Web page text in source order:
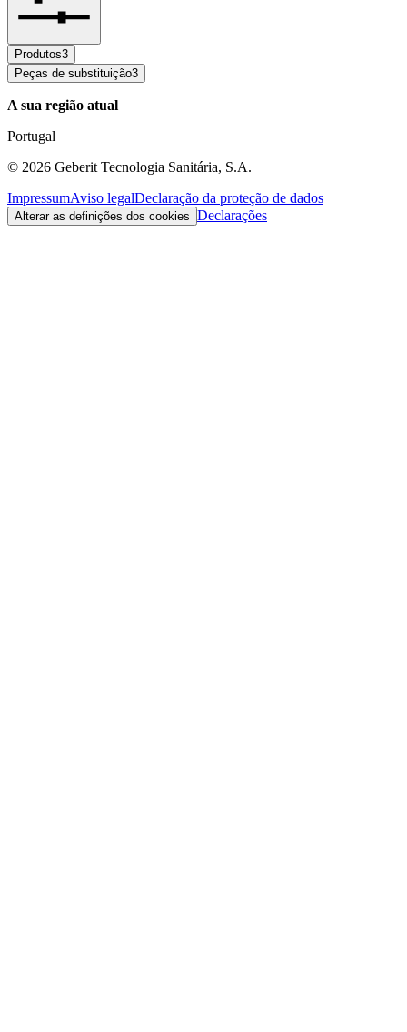
Produtos3
Peças de substituição3
A sua região atual
Portugal
© 2026 Geberit Tecnologia Sanitária, S.A.
ImpressumAviso legalDeclaração da proteção de dados
Alterar as definições dos cookies Declarações